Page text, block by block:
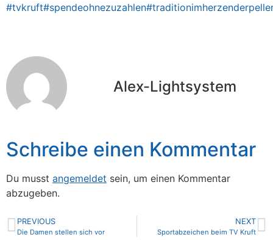
#tvkruft#spendeohnezuzahlen
Alex-Lightsystem
Schreibe einen Kommentar
Du musst angemeldet sein, um einen Kommentar
abzugeben.
PREVIOUS
Die Damen stellen sich vor
NEXT
Sportabzeichen beim TV Kruft